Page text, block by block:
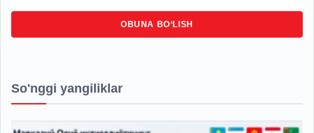
OBUNA BO‘LISH
So'nggi yangiliklar